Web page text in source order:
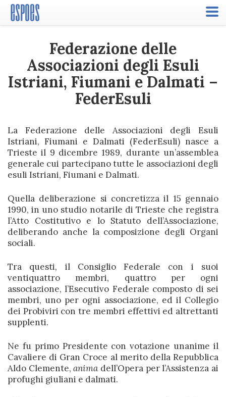
Toggle
Federazione delle
Associazioni degli Esuli
Istriani, Fiumani e Dalmati –
FederEsuli
La Federazione delle Associazioni degli Esuli
Istriani, Fiumani e Dalmati (FederEsuli) nasce a
Trieste il 9 dicembre 1989, durante un’assemblea
generale cui partecipano tutte le associazioni degli
esuli Istriani, Fiumani e Dalmati.
Quella deliberazione si concretizza il 15 gennaio
1990, in uno studio notarile di Trieste che registra
l’Atto Costitutivo e lo Statuto dell’Associazione,
deliberando anche la composizione degli Organi
sociali.
Tra questi, il Consiglio Federale con i suoi
ventiquattro membri, quattro per ogni
associazione, l’Esecutivo Federale composto di sei
membri, uno per ogni associazione, ed il Collegio
dei Probiviri con tre membri effettivi ed altrettanti
supplenti.
Ne fu primo Presidente con votazione unanime il
Cavaliere di Gran Croce al merito della Repubblica
Aldo Clemente,anima dell’Opera per l’Assistenza ai
profughi giuliani e dalmati.